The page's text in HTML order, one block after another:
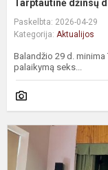
Tarptautinė džinsų
Paskelbta: 2026-04-29
Kategorija: Aktualijos
Balandžio 29 d.
palaikymą seks...